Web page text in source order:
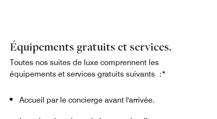
Équipements gratuits et services.
Toutes nos suites de luxe comprennent les
équipements et services gratuits suivants :*
Accueil par le concierge avant l'arrivée.